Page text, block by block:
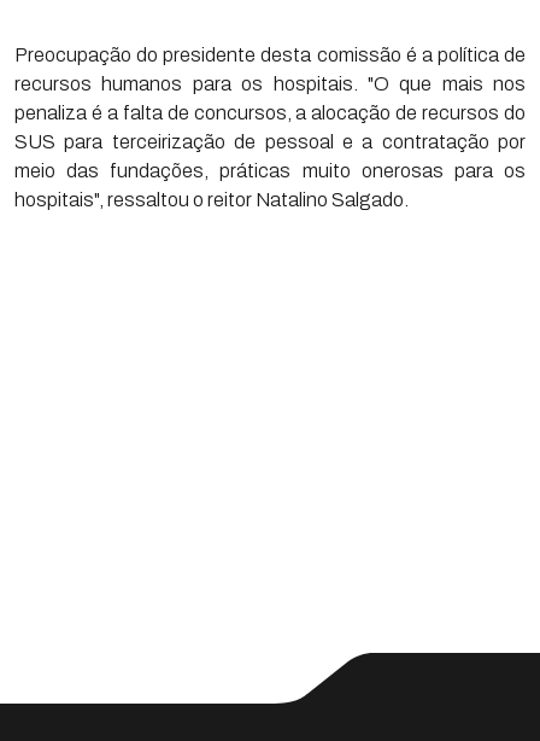
Preocupação do presidente desta comissão é a política de
recursos humanos para os hospitais. "O que mais nos
penaliza é a falta de concursos, a alocação de recursos do
SUS para terceirização de pessoal e a contratação por
meio das fundações, práticas muito onerosas para os
hospitais", ressaltou o reitor Natalino Salgado.